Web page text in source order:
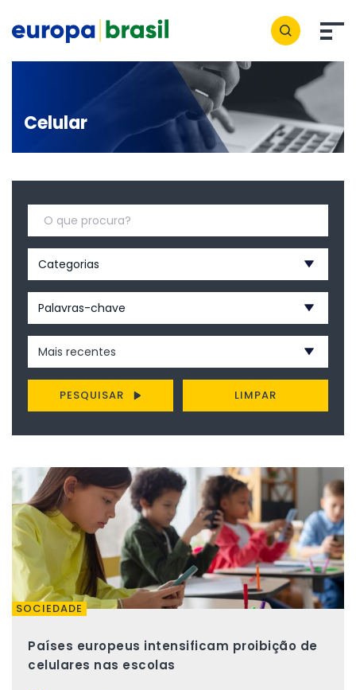
Celular
Categorias
Palavras-chave
Mais recentes
PESQUISAR LIMPAR
SOCIEDADE
Países europeus intensificam proibição de
celulares nas escolas